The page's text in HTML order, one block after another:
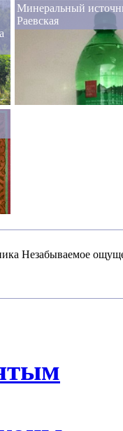
Минеральный
Раевская
Незабываемое